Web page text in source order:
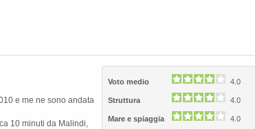
Voto medio
4.0
Struttura 4.0
Mare e spiaggia 4.0
e me ne sono andata
10 minuti da Malindi,